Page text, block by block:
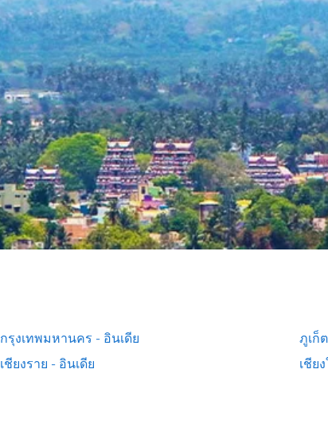
กรุงเทพมหานคร - อินเดีย
ภูเก็
เชียงราย - อินเดีย
เชีย